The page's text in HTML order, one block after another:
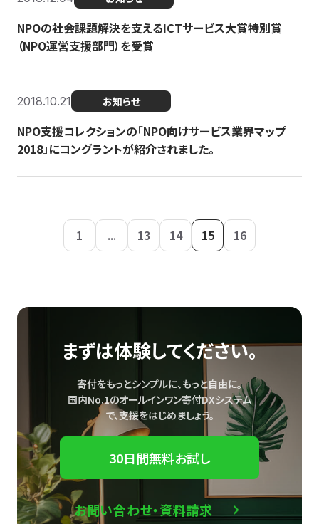
NPOの社会課題解決を支えるICTサービス大賞特別賞
（NPO運営支援部門）を受賞
2018.10.21 お知らせ
NPO支援コレクションの「NPO向けサービス業界マップ
2018」にコングラントが紹介されました。
1 ... 13 14 15 16
まずは体験してください。
寄付をもっとシンプルに、もっと自由に。
国内No.1のオールインワン寄付DXシステム
で、支援をはじめましょう。
30日間無料お試し
お問い合わせ・資料請求